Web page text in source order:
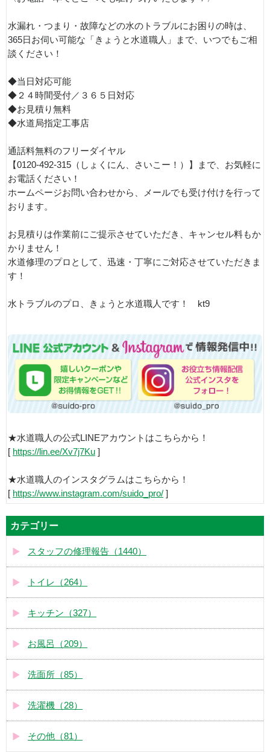
水漏れ・つまり・故障などの水のトラブルにお困りの時は、
365日お伺い可能な「きょうと水道職人」まで、いつでもご相
談ください！
◆当日対応可能
◆２４時間受付／３６５日対応
◆お見積り無料
◆水道局指定工事店
通話料無料のフリーダイヤル
【0120-492-315（しょくにん、さいこー！）】まで、お気軽に
お電話ください！
ホームページお問い合わせから、メールでも受け付けを行って
おります。
お見積りは作業前にご提示させていただき、キャンセル料もか
かりません！
水道修理のプロとして、迅速・丁寧にご対応させていただきま
す！
水トラブルのプロ、きょうと水道職人です！ kt9
★水道職人の公式LINEアカウントはこちらから！
[ https://lin.ee/Xv7j7Ku ]
★水道職人のインスタグラムはこちらから！
[ https://www.instagram.com/suido_pro/ ]
カテゴリー
スタッフの修理報告（1440）
トイレ（264）
キッチン（327）
お風呂（209）
洗面所（85）
洗濯機（28）
その他（81）